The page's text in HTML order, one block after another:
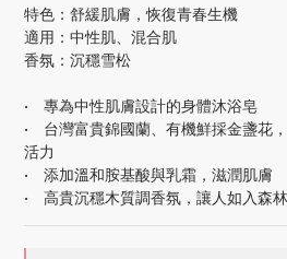
特色：舒緩肌膚，恢復青春生機
適用：中性肌、混合肌
香氛：沉穩雪松
•　專為中性肌膚設計的身體沐浴皂
•　台灣富貴錦國蘭、有機鮮採金盞花
活力
•　添加溫和胺基酸與乳霜，滋潤肌膚
•　高貴沉穩木質調香氛，讓人如入森